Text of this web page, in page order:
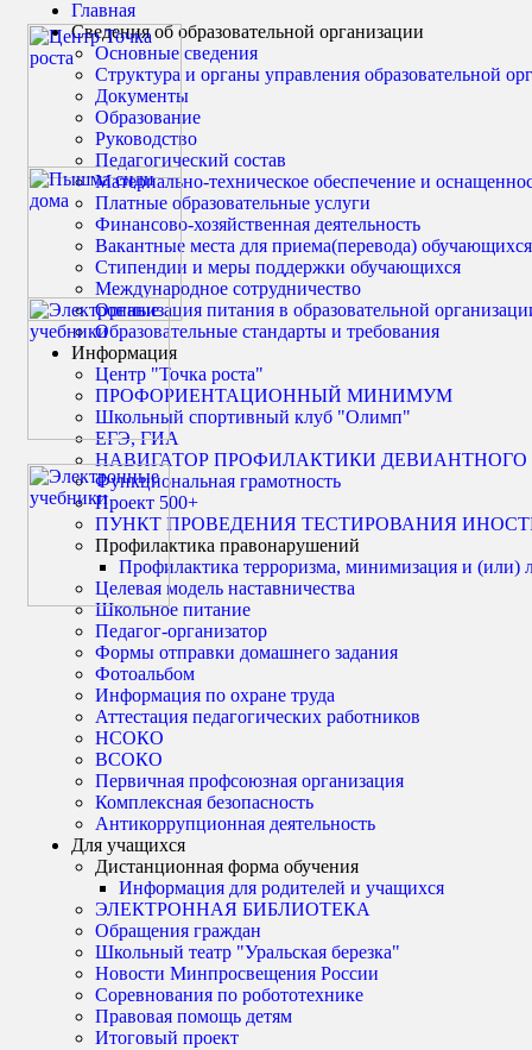
Главная
Сведения об образовательной организации
Основные сведения
Структура и органы управления образовательной
Документы
Образование
Руководство
Педагогический состав
Материально-техническое обеспечение и
Платные образовательные услуги
Финансово-хозяйственная деятельность
Вакантные места для приема(перевода) обучающихся
Стипендии и меры поддержки обучающихся
Международное сотрудничество
Организация питания в образовательной
Образовательные стандарты и требования
Информация
Центр "Точка роста"
ПРОФОРИЕНТАЦИОННЫЙ МИНИМУМ
Школьный спортивный клуб "Олимп"
ЕГЭ, ГИА
НАВИГАТОР ПРОФИЛАКТИКИ
Функциональная грамотность
Проект 500+
ПУНКТ ПРОВЕДЕНИЯ ТЕСТИРОВАНИЯ
Профилактика правонарушений
Профилактика терроризма, минимизация и (или)
Целевая модель наставничества
Школьное питание
Педагог-организатор
Формы отправки домашнего задания
Фотоальбом
Информация по охране труда
Аттестация педагогических работников
НСОКО
ВСОКО
Первичная профсоюзная организация
Комплексная безопасность
Антикоррупционная деятельность
Для учащихся
Дистанционная форма обучения
Информация для родителей и учащихся
ЭЛЕКТРОННАЯ БИБЛИОТЕКА
Обращения граждан
Школьный театр "Уральская березка"
Новости Минпросвещения России
Соревнования по робототехнике
Правовая помощь детям
Итоговый проект